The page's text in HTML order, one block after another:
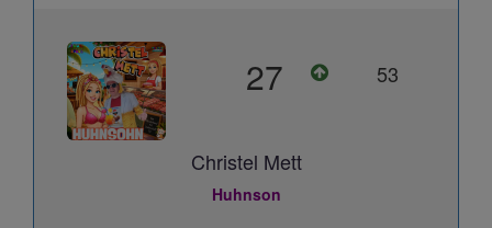
27 53
Christel Mett
Huhnson